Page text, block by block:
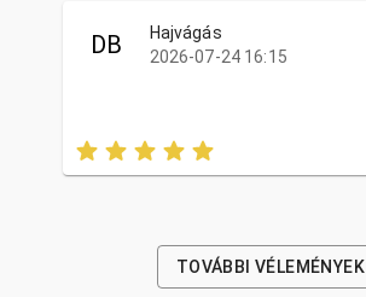
DB
Hajvágás
2026-07-24 16:15
TOVÁBBI VÉLEMÉNYEK